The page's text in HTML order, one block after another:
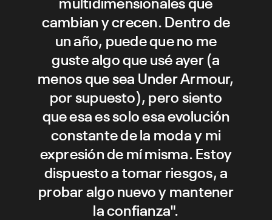
cambian y crecen. Dentro de
un año, puede que no me
guste algo que usé ayer (a
menos que sea Under Armour,
por supuesto), pero siento
que esa es solo esa evolución
constante de la moda y mi
expresión de mí misma. Estoy
dispuesto a tomar riesgos, a
probar algo nuevo y mantener
la confianza".